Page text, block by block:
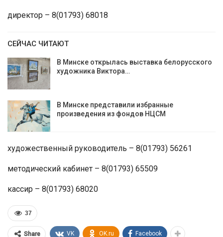
директор – 8(01793) 68018
СЕЙЧАС ЧИТАЮТ
В Минске открылась выставка белорусского
художника Виктора…
В Минске представили избранные
произведения из фондов НЦСМ
художественный руководитель – 8(01793) 56261
методический кабинет – 8(01793) 65509
кассир – 8(01793) 68020
37
Share VK OK.ru Facebook